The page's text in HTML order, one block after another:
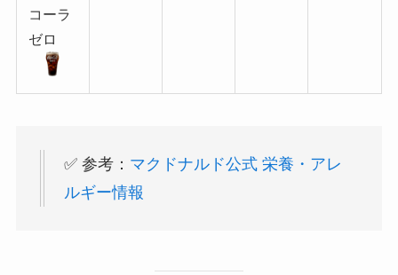
コーラ
ゼロ
✅ 参考： マクドナルド公式 栄養・アレ
ルギー情報